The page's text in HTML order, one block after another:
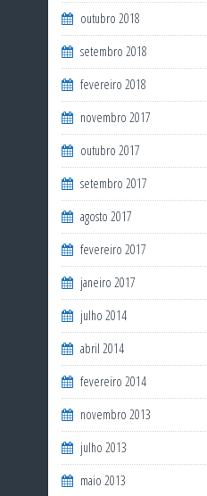
outubro 2018
setembro 2018
fevereiro 2018
novembro 2017
outubro 2017
setembro 2017
agosto 2017
fevereiro 2017
janeiro 2017
julho 2014
abril 2014
fevereiro 2014
novembro 2013
julho 2013
maio 2013